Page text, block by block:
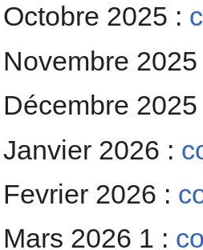
Octobre 2025 :
Novembre
Décembre
Janvier 2026 :
Fevrier 2026 :
Mars 2026 1 :